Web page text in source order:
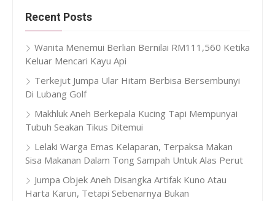
Recent Posts
Wanita Menemui Berlian Bernilai RM111,560 Ketika
Keluar Mencari Kayu Api
Terkejut Jumpa Ular Hitam Berbisa Bersembunyi
Di Lubang Golf
Makhluk Aneh Berkepala Kucing Tapi Mempunyai
Tubuh Seakan Tikus Ditemui
Lelaki Warga Emas Kelaparan, Terpaksa Makan
Sisa Makanan Dalam Tong Sampah Untuk Alas Perut
Jumpa Objek Aneh Disangka Artifak Kuno Atau
Harta Karun, Tetapi Sebenarnya Bukan